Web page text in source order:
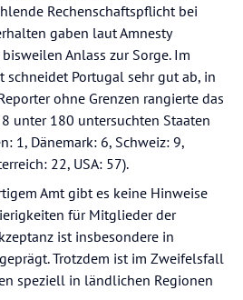
Rechenschaftspflicht bei
gaben laut Amnesty
Anlass zur Sorge. Im
schneidet Portugal sehr gut ab, in
ohne Grenzen rangierte das
unter 180 untersuchten Staaten
1, Dänemark: 6, Schweiz: 9,
22, USA: 57).
Amt gibt es keine Hinweise
für Mitglieder der
ist insbesondere in
Trotzdem ist im Zweifelsfall
speziell in ländlichen Regionen